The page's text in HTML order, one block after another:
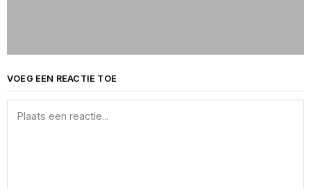
VOEG EEN REACTIE TOE